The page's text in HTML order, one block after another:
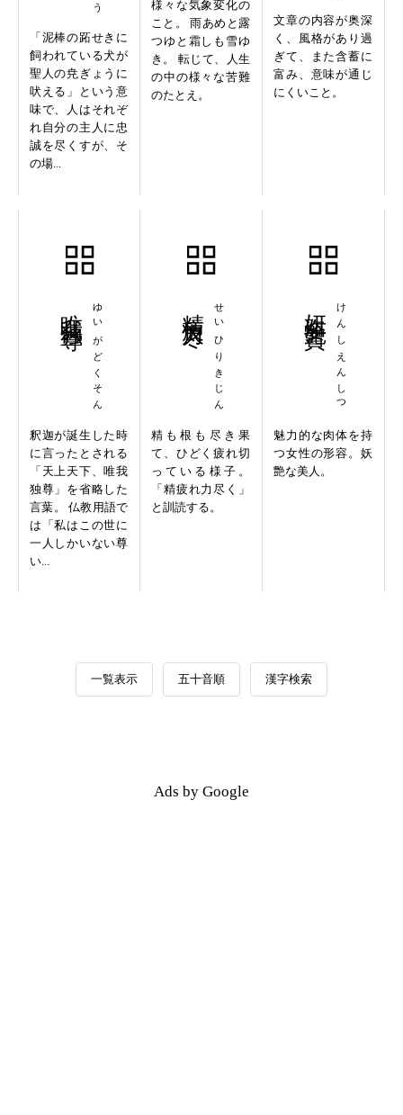
「泥棒の跖せきに
飼われている犬が
聖人の尭ぎょうに
吠える」という意
味で、人はそれぞ
れ自分の主人に忠
誠を尽くすが、そ
の場...
様々な気象変化の
こと。 雨あめと露
つゆと霜しも雪ゆ
き。 転じて、人生
の中の様々な苦難
のたとえ。
文章の内容が奥深
く、風格があり過
ぎて、また含蓄に
富み、意味が通じ
にくいこと。
ゆいがどくそん
釈迦が誕生した時
に言ったとされる
「天上天下、唯我
独尊」を省略した
言葉。 仏教用語で
は「私はこの世に
一人しかいない尊
い...
せいひりきじん
精も根も尽き果
て、ひどく疲れ切
っている様子。
「精疲れ力尽く」
と訓読する。
けんしえんしつ
魅力的な肉体を持
つ女性の形容。妖
艶な美人。
一覧表示 五十音順 漢字検索
Ads by Google